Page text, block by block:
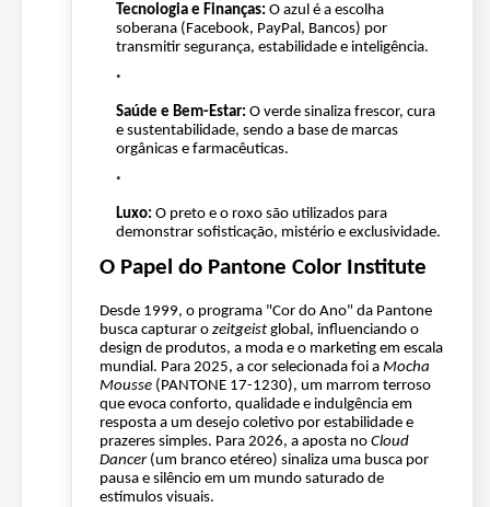
Tecnologia e Finanças: O azul é a escolha
soberana (Facebook, PayPal, Bancos) por
transmitir segurança, estabilidade e inteligência.
Saúde e Bem-Estar: O verde sinaliza frescor, cura
e sustentabilidade, sendo a base de marcas
orgânicas e farmacêuticas.
Luxo: O preto e o roxo são utilizados para
demonstrar sofisticação, mistério e exclusividade.
O Papel do Pantone Color Institute
Desde 1999, o programa "Cor do Ano" da Pantone
busca capturar o zeitgeist global, influenciando o
design de produtos, a moda e o marketing em escala
mundial. Para 2025, a cor selecionada foi a Mocha
Mousse (PANTONE 17-1230), um marrom terroso
que evoca conforto, qualidade e indulgência em
resposta a um desejo coletivo por estabilidade e
prazeres simples. Para 2026, a aposta no Cloud
Dancer(um branco etéreo) sinaliza uma busca por
pausa e silêncio em um mundo saturado de
estímulos visuais.